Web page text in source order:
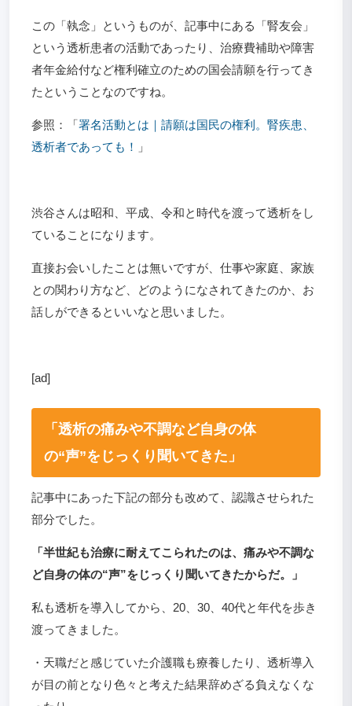
この「執念」というものが、記事中にある「腎友会」
という透析患者の活動であったり、治療費補助や障害
者年金給付など権利確立のための国会請願を行ってき
たということなのですね。
参照：「署名活動とは｜請願は国民の権利。腎疾患、
透析者であっても！
」
渋谷さんは昭和、平成、令和と時代を渡って透析をし
ていることになります。
直接お会いしたことは無いですが、仕事や家庭、家族
との関わり方など、どのようになされてきたのか、お
話しができるといいなと思いました。
[ad]
「透析の痛みや不調など自身の体
の“声”をじっくり聞いてきた」
記事中にあった下記の部分も改めて、認識させられた
部分でした。
「半世紀も治療に耐えてこられたのは、痛みや不調な
ど自身の体の“声”をじっくり聞いてきたからだ。」
私も透析を導入してから、20、30、40代と年代を歩き
渡ってきました。
・天職だと感じていた介護職も療養したり、透析導入
が目の前となり色々と考えた結果辞めざる負えなくな